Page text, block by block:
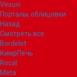
Vesuvi
Порталы, облицовки
Назад
Смотреть все
Bordelet
КимрПечь
Rocal
Meta